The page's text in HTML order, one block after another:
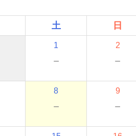
土 日
1
－
2
－
8
－
9
－